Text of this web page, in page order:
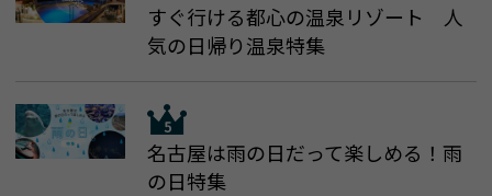
すぐ行ける都心の温泉リゾート 人
気の日帰り温泉特集
名古屋は雨の日だって楽しめる！雨
の日特集